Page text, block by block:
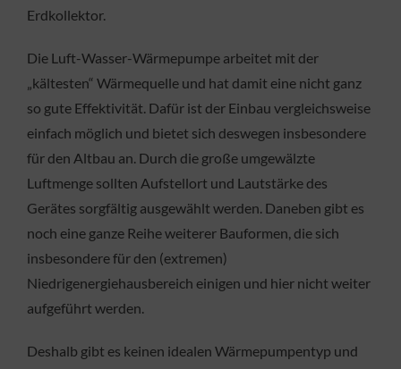
Erdkollektor.
Die Luft-Wasser-Wärmepumpe arbeitet mit der
„kältesten“ Wärmequelle und hat damit eine nicht ganz
so gute Effektivität. Dafür ist der Einbau vergleichsweise
einfach möglich und bietet sich deswegen insbesondere
für den Altbau an. Durch die große umgewälzte
Luftmenge sollten Aufstellort und Lautstärke des
Gerätes sorgfältig ausgewählt werden. Daneben gibt es
noch eine ganze Reihe weiterer Bauformen, die sich
insbesondere für den (extremen)
Niedrigenergiehausbereich einigen und hier nicht weiter
aufgeführt werden.
Deshalb gibt es keinen idealen Wärmepumpentyp und